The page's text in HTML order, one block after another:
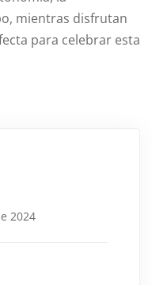
mientras disfrutan
para celebrar esta
2024